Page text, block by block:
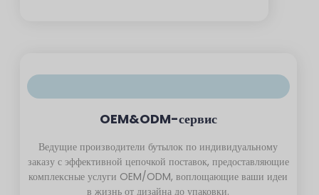
OEM&ODM-сервис
Ведущие производители бутылок по индивидуальному
заказу с эффективной цепочкой поставок, предоставляющие
комплексные услуги OEM/ODM, воплощающие ваши идеи
в жизнь от дизайна до упаковки.